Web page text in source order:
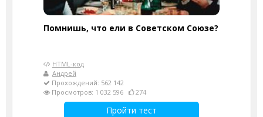
Помнишь, что ели в Советском Союзе?
HTML-код
Андрей
Прохождений: 562 142
Просмотров: 1 032 596
274
Пройти тест